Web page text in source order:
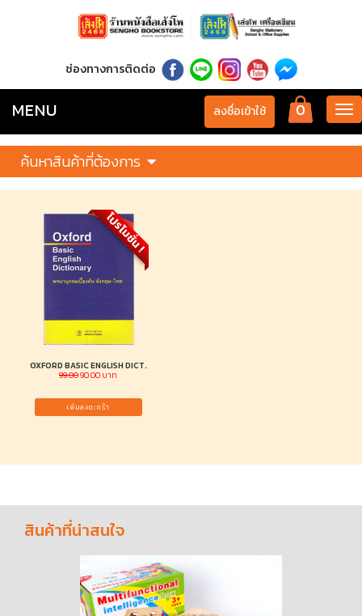
ช่องทางการติดต่อ
0
ลงชื่อเข้าใช้
MENU
ค้นหาสินค้าที่ต้องการ
โปรโมชั่น !
OXFORD BASIC ENGLISH DICT.
99.0090.00 บาท
เพิ่มลงตะกร้า
สินค้าที่น่าสนใจ